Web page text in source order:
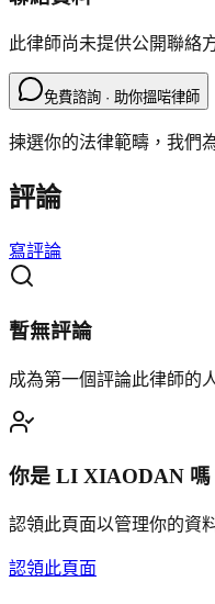
此律師尚未提供公開聯絡
免費諮詢 · 助你搵啱律師
揀選你的法律範疇，我們
評論
寫評論
暫無評論
成為第一個評論此律師的
你是 LI XIAODAN 嗎
認領此頁面以管理你的資
認領此頁面